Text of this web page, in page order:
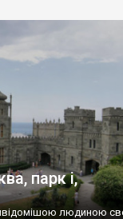
парк і,
людиною